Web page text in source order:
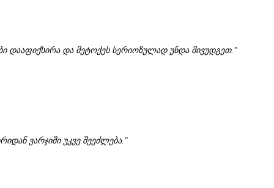
დააფიქსირა და მეტოქეს სერიოზულად უნდა მივუდგეთ."
ვარჯიში უკვე შეეძლება."